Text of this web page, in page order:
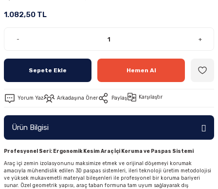
1.082,50 TL
- +
Sepete Ekle Hemen Al
Yorum Yaz Arkadaşına Öner Paylaş Karşılaştır
Ürün Bilgisi
Profesyonel Seri: Ergonomik Kesim Araç İçi Koruma ve Paspas Sistemi
Araç içi zemin izolasyonunu maksimize etmek ve orijinal döşemeyi korumak
amacıyla mühendislik edilen 3D paspas sistemleri, ileri teknoloji üretim metodolojisi
ve yüksek mukavemetli materyal bileşenleri ile profesyonel bir koruma bariyeri
sunar. Özel geometrik yapısı, araç taban formuna tam uyum sağlayarak dış